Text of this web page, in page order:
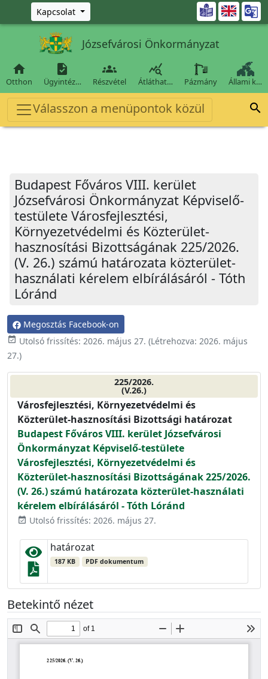
Ugrás a fő tartalomra
Kapcsolat 
Józsefvárosi Önkormányzat

Otthon

Ügyintéz…

Részvétel

Átláthat… Pázmány Állami k…
Válasszon a menüpontok közül 
Budapest Főváros VIII. kerület
Józsefvárosi Önkormányzat Képviselő-
testülete Városfejlesztési,
Környezetvédelmi és Közterület-
hasznosítási Bizottságának 225/2026.
(V. 26.) számú határozata közterület-
használati kérelem elbírálásáról - Tóth
Lóránd
Megosztás Facebook-on
event_available Utolsó frissítés: 2026. május 27. (Létrehozva: 2026. május
27.)
225/2026.
(V.26.)
Városfejlesztési, Környezetvédelmi és
Közterület-hasznosítási Bizottsági határozat
Budapest Főváros VIII. kerület Józsefvárosi
Önkormányzat Képviselő-testülete
Városfejlesztési, Környezetvédelmi és
Közterület-hasznosítási Bizottságának 225/2026.
(V. 26.) számú határozata közterület-használati
kérelem elbírálásáról - Tóth Lóránd
event_available Utolsó frissítés: 2026. május 27.
határozat
187 KB PDF dokumentum
Betekintő nézet